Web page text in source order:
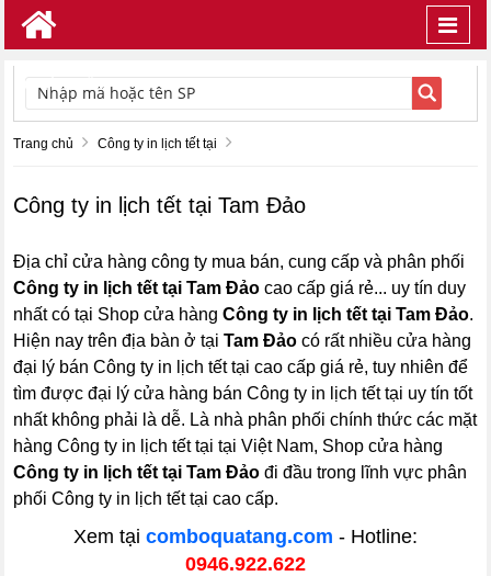
TÌM KIẾM
Trang chủ Công ty in lịch tết tại
Công ty in lịch tết tại Tam Đảo
Địa chỉ cửa hàng công ty mua bán, cung cấp và phân phối
Công ty in lịch tết tại Tam Đảo cao cấp giá rẻ... uy tín duy
nhất có tại Shop cửa hàngCông ty in lịch tết tại Tam Đảo.
Hiện nay trên địa bàn ở tạiTam Đảo có rất nhiều cửa hàng
đại lý bán Công ty in lịch tết tại cao cấp giá rẻ, tuy nhiên để
tìm được đại lý cửa hàng bán Công ty in lịch tết tại uy tín tốt
nhất không phải là dễ. Là nhà phân phối chính thức các mặt
hàng Công ty in lịch tết tại tại Việt Nam, Shop cửa hàng
Công ty in lịch tết tại Tam Đảo đi đầu trong lĩnh vực phân
phối Công ty in lịch tết tại cao cấp.
Xem tại comboquatang.com - Hotline:
0946.922.622